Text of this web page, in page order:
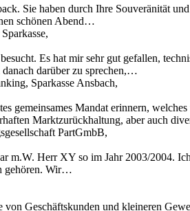
Sie haben durch Ihre Souveränität
schönen Abend…
Es hat mir sehr gut gefallen,
danach darüber zu sprechen,…
Sparkasse Ansbach,
gemeinsames Mandat erinnern,
Marktzurückhaltung, aber auch
PartGmbB,
m.W. Herr XY so im Jahr 2003/2004.
gehören. Wir…
Geschäftskunden und kleineren